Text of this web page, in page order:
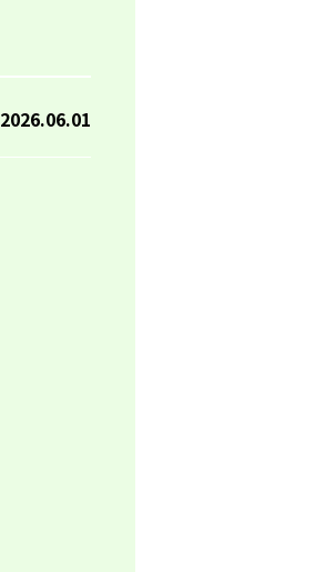
2026.06.01